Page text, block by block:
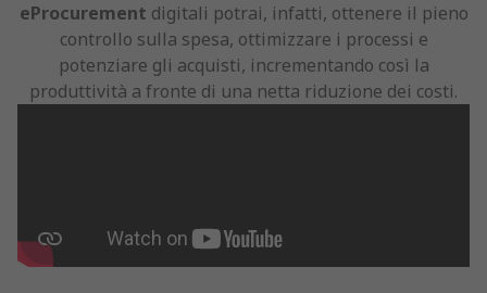
eProcurement digitali potrai, infatti, ottenere il pieno
controllo sulla spesa, ottimizzare i processi e
potenziare gli acquisti, incrementando così la
produttività a fronte di una netta riduzione dei costi.